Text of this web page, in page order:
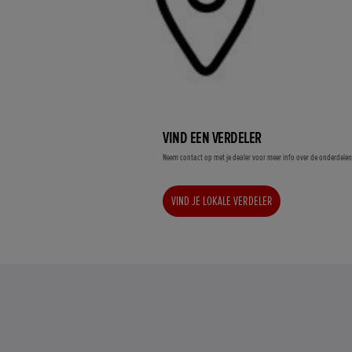
VIND EEN VERDELER
Neem contact op met je dealer voor meer info over de onderdelen
VIND JE LOKALE VERDELER